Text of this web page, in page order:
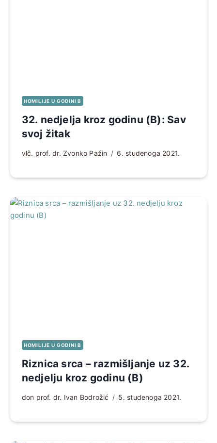
HOMILIJE U GODINI B
32. nedjelja kroz godinu (B): Sav
svoj žitak
vlč. prof. dr. Zvonko Pažin 6. studenoga 2021.
HOMILIJE U GODINI B
Riznica srca – razmišljanje uz 32.
nedjelju kroz godinu (B)
don prof. dr. Ivan Bodrožić 5. studenoga 2021.